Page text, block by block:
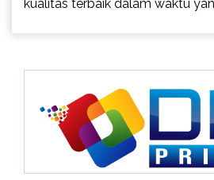
kualitas terbaik dalam waktu